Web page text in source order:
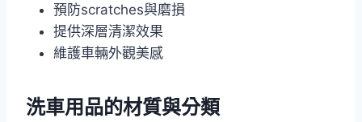
預防scratches與磨損
提供深層清潔效果
維護車輛外觀美感
洗車用品的材質與分類